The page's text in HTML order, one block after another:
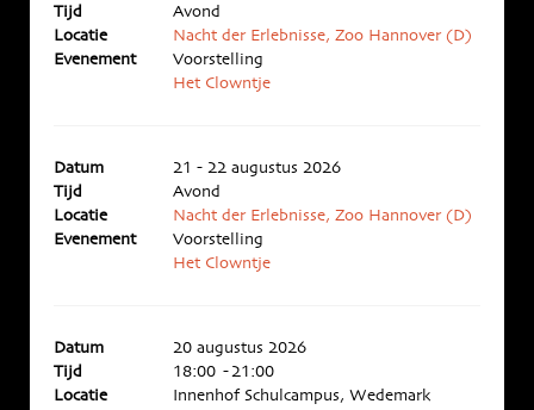
Tijd
Avond
Locatie
Nacht der Erlebnisse, Zoo Hannover (D)
Evenement
Voorstelling
Het Clowntje
Datum
21 - 22 augustus 2026
Tijd
Avond
Locatie
Nacht der Erlebnisse, Zoo Hannover (D)
Evenement
Voorstelling
Het Clowntje
Datum
20 augustus 2026
Tijd
18:00 - 21:00
Locatie
Innenhof Schulcampus, Wedemark